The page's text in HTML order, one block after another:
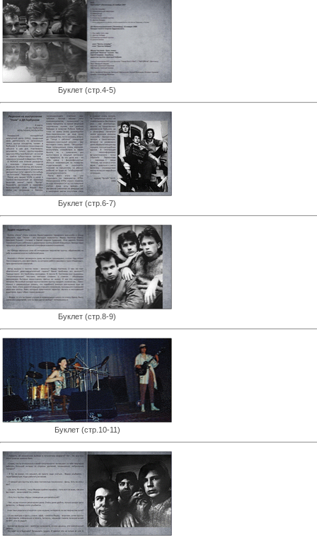
Буклет (стр.4-5)
Буклет (стр.6-7)
Буклет (стр.8-9)
Буклет (стр.10-11)